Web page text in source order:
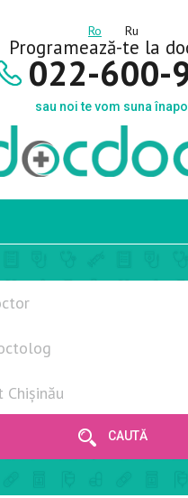
Ro Ru
Programează-te la
022-600-
sau noi te vom suna
CAUTĂ